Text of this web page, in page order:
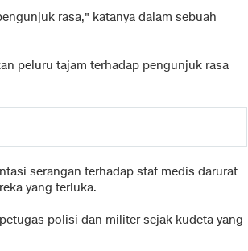
rasa," katanya dalam sebuah
peluru tajam terhadap pengunjuk rasa
serangan terhadap staf medis darurat
yang terluka.
polisi dan militer sejak kudeta yang